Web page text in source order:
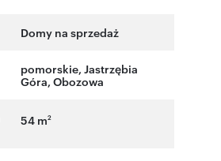
Domy na sprzedaż
pomorskie, Jastrzębia
Góra, Obozowa
54 m2